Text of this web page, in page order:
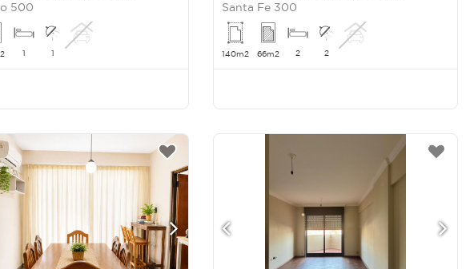
500
1 1
Santa Fe 300
140m2 66m2 2 2